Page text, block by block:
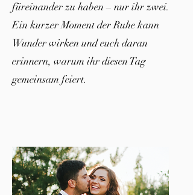
füreinander zu haben – nur ihr zwei.
Ein kurzer Moment der Ruhe kann
Wunder wirken und euch daran
erinnern, warum ihr diesen Tag
gemeinsam feiert.